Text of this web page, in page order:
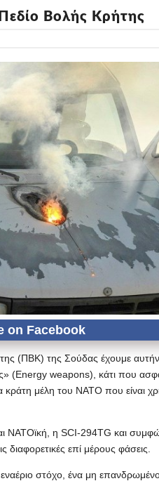
Βολής Κρήτης
(ΠΒΚ) της Σούδας έχουμε
(Energy weapons), κάτι που
μέλη του ΝΑΤΟ που είναι
ΝΑΤΟϊκή, η SCI-294TG και
διαφορετικές επί μέρους φάσεις.
στόχο, ένα μη